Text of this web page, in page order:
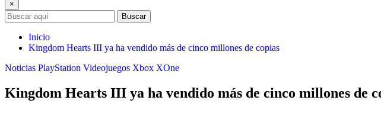
×
Buscar
Inicio
Kingdom Hearts III ya ha vendido más de cinco millones de copias
Noticias PlayStation Videojuegos Xbox XOne
Kingdom Hearts III ya ha vendido más de cinco millones de